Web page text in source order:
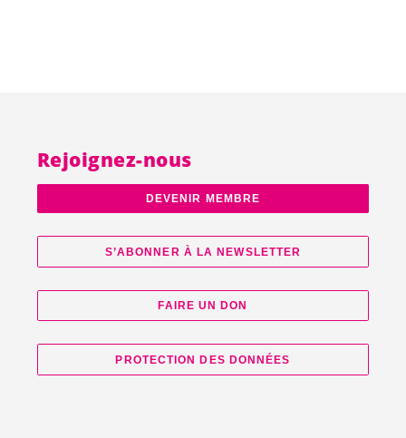
Rejoignez-nous
DEVENIR MEMBRE
S’ABONNER À LA NEWSLETTER
FAIRE UN DON
PROTECTION DES DONNÉES